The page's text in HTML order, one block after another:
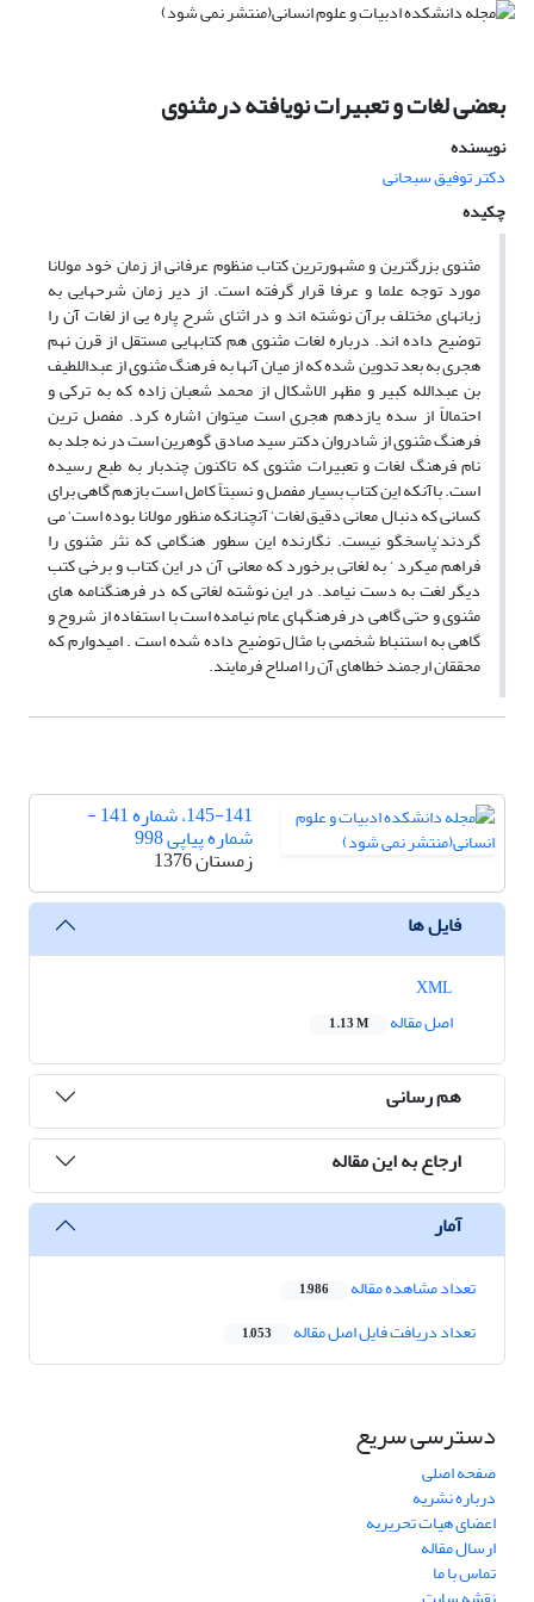
بعضی لغات و تعبیرات نویافته درمثنوی
نویسنده
دکتر توفیق سبحانی
چکیده
مثنوی بزرگترین و مشهورترین کتاب منظوم عرفانی از زمان خود مولانا
مورد توجه علما و عرفا قرار گرفته است. از دیر زمان شرحهایی به
زبانهای مختلف برآن نوشته اند و در اثنای شرح پاره یی از لغات آن را
توضیح داده اند. درباره لغات مثنوی هم کتابهایی مستقل از قرن نهم
هجری به بعد تدوین شده که از میان آنها به فرهنگ مثنوی از عبداللطیف
بن عبدالله کبیر و مظهر الاشکال از محمد شعبان زاده که به ترکی و
احتمالاً از سده یازدهم هجری است میتوان اشاره کرد. مفصل ترین
فرهنگ مثنوی از شادروان دکتر سید صادق گوهرین است در نه جلد به
نام فرهنگ لغات و تعبیرات مثنوی که تاکنون چندبار به طبع رسیده
است. باآنکه این کتاب بسیار مفصل و نسبتاً کامل است بازهم گاهی برای
کسانی که دنبال معانی دقیق لغات‘ آنچنانکه منظور مولانا بوده است‘ می
گردند‘پاسخگو نیست. نگارنده این سطور هنگامی که نثر مثنوی را
فراهم میکرد ‘ به لغاتی برخورد که معانی آن در این کتاب و برخی کتب
دیگر لغت به دست نیامد. در این نوشته لغاتی که در فرهنگنامه های
مثنوی و حتی گاهی در فرهنگهای عام نیامده است با استفاده از شروح و
گاهی به استنباط شخصی با مثال توضیح داده شده است . امیدوارم که
محققان ارجمند خطاهای آن را اصلاح فرمایند.
145-141، شماره 141 -
شماره پیاپی 998
زمستان 1376
فایل ها
اصل مقاله
1.13 M
هم رسانی
ارجاع به این مقاله
آمار
تعداد مشاهده مقاله 1,986
تعداد دریافت فایل اصل مقاله 1,053
دسترسی سریع
صفحه اصلی
درباره نشریه
اعضای هیات تحریریه
ارسال مقاله
تماس با ما